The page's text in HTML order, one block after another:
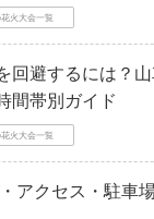
火大会一覧
回避するには？山
間帯別ガイド
火大会一覧
アクセス・駐車